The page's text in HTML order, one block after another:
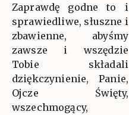
Zaprawdę godne to i
sprawiedliwe, słuszne i
zbawienne, abyśmy
zawsze i wszędzie
Tobie składali
dziękczynienie, Panie,
Ojcze Święty,
wszechmogący,